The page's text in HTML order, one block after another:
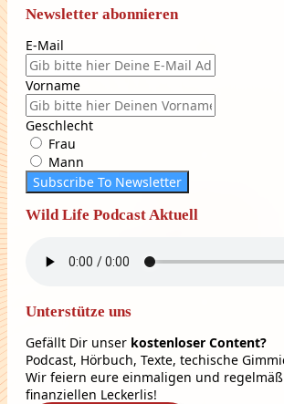
Newsletter abonnieren
E-Mail
Vorname
Geschlecht
Frau
Mann
Subscribe To Newsletter
Wild Life Podcast Aktuell
Unterstütze uns
Gefällt Dir unser kostenloser Content?
Podcast, Hörbuch, Texte, techische
Wir feiern eure einmaligen und
finanziellen Leckerlis!